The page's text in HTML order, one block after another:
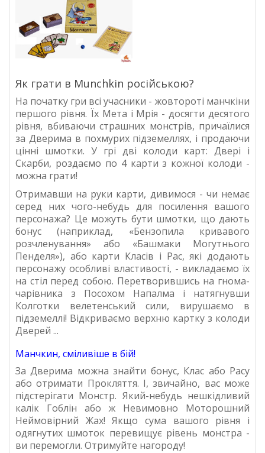
Як грати в Munchkin російською?
На початку гри всі учасники - жовтороті манчкіни
першого рівня. Їх Мета і Мрія - досягти десятого
рівня, вбиваючи страшних монстрів, причаїлися
за Дверима в похмурих підземеллях, і продаючи
цінні шмотки. У грі дві колоди карт: Двері і
Скарби, роздаємо по 4 карти з кожної колоди -
можна грати!
Отримавши на руки карти, дивимося - чи немає
серед них чого-небудь для посилення вашого
персонажа? Це можуть бути шмотки, що дають
бонус (наприклад, «Бензопила кривавого
розчленування» або «Башмаки Могутнього
Пенделя»), або карти Класів і Рас, які додають
персонажу особливі властивості, - викладаємо їх
на стіл перед собою. Перетворившись на гнома-
чарівника з Посохом Напалма і натягнувши
Колготки велетенський сили, вирушаємо в
підземеллі! Відкриваємо верхню картку з колоди
Дверей ...
Манчкин, сміливіше в бій!
За Дверима можна знайти бонус, Клас або Расу
або отримати Прокляття. І, звичайно, вас може
підстерігати Монстр. Який-небудь нешкідливий
калік Гоблін або ж Невимовно Моторошний
Неймовірний Жах! Якщо сума вашого рівня і
одягнутих шмоток перевищує рівень монстра -
ви перемогли. Отримуйте нагороду!